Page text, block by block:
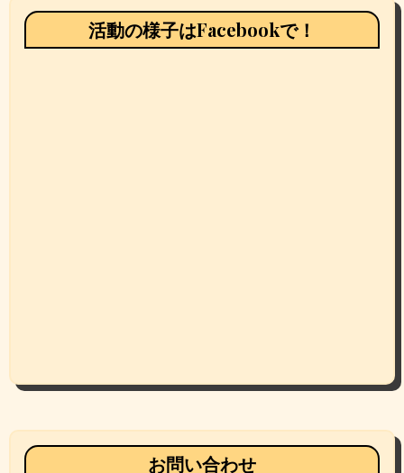
活動の様子はFacebookで！
お問い合わせ